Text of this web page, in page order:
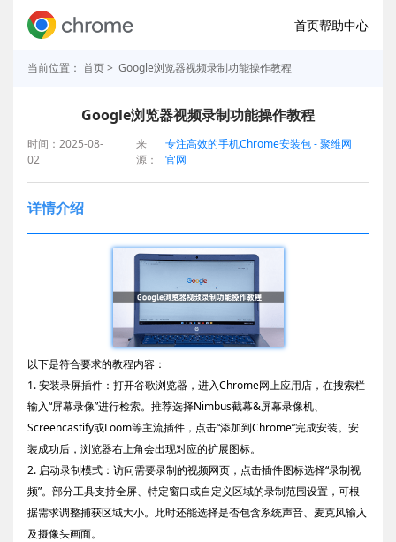
首页帮助中心
当前位置： 首页> Google浏览器视频录制功能操作教程
Google浏览器视频录制功能操作教程
时间：2025-08-
02
来
源：
专注高效的手机Chrome安装包 - 聚维网
官网
详情介绍
以下是符合要求的教程内容：
1. 安装录屏插件：打开谷歌浏览器，进入Chrome网上应用店，在搜索栏
输入“屏幕录像”进行检索。推荐选择Nimbus截幕&屏幕录像机、
Screencastify或Loom等主流插件，点击“添加到Chrome”完成安装。安
装成功后，浏览器右上角会出现对应的扩展图标。
2. 启动录制模式：访问需要录制的视频网页，点击插件图标选择“录制视
频”。部分工具支持全屏、特定窗口或自定义区域的录制范围设置，可根
据需求调整捕获区域大小。此时还能选择是否包含系统声音、麦克风输入
及摄像头画面。